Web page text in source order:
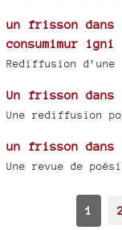
un frisson
consumimur igni
Rediffusion d’une
Un frisson
Une rediffusion
un frisson
Une revue de
1